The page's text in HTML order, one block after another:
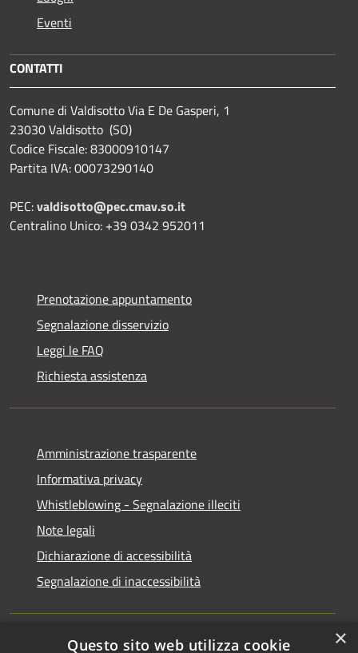
Eventi
CONTATTI
Comune di Valdisotto Via E De Gasperi, 1
23030 Valdisotto (SO)
Codice Fiscale: 83000910147
Partita IVA: 00073290140
PEC:valdisotto@pec.cmav.so.it
Centralino Unico: +39 0342 952011
Prenotazione appuntamento
Segnalazione disservizio
Leggi le FAQ
Richiesta assistenza
Amministrazione trasparente
Informativa privacy
Whistleblowing - Segnalazione illeciti
Note legali
Dichiarazione di accessibilità
Segnalazione di inaccessibilità
×
Questo sito web utilizza cookie